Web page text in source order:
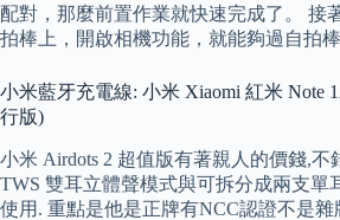
配對，那麼前置作業就快速完成了。 接
拍棒上，開啟相機功能，就能夠過自拍
小米藍牙充電線: 小米 Xiaomi 紅米 Note
行版)
小米 Airdots 2 超值版有著親人的價錢,不
TWS 雙耳立體聲模式與可拆分成兩支單
使用. 重點是他是正牌有NCC認證不是